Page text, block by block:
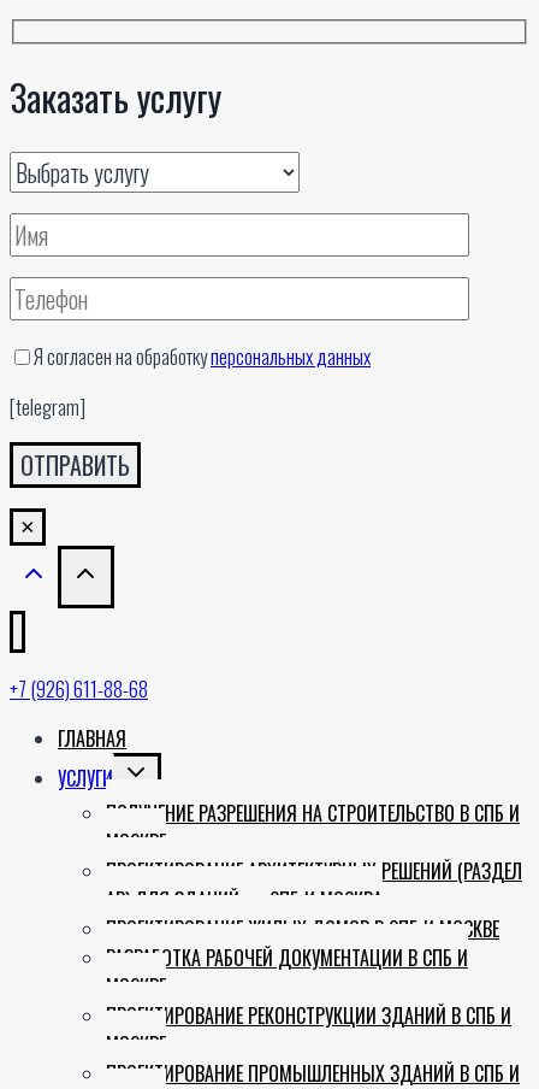
Заказать услугу
Я согласен на обработкуперсональных данных
[telegram]
×
+7 (926) 611-88-68
ГЛАВНАЯ
УСЛУГИ TOGGLE
MENU
ПОЛУЧЕНИЕ РАЗРЕШЕНИЯ НА СТРОИТЕЛЬСТВО В СПБ И
МОСКВЕ
ПРОЕКТИРОВАНИЕ АРХИТЕКТУРНЫХ РЕШЕНИЙ (РАЗДЕЛ
АР) ДЛЯ ЗДАНИЙ — СПБ И МОСКВА
ПРОЕКТИРОВАНИЕ ЖИЛЫХ ДОМОВ В СПБ И МОСКВЕ
РАЗРАБОТКА РАБОЧЕЙ ДОКУМЕНТАЦИИ В СПБ И
МОСКВЕ
ПРОЕКТИРОВАНИЕ РЕКОНСТРУКЦИИ ЗДАНИЙ В СПБ И
МОСКВЕ
ПРОЕКТИРОВАНИЕ ПРОМЫШЛЕННЫХ ЗДАНИЙ В СПБ И